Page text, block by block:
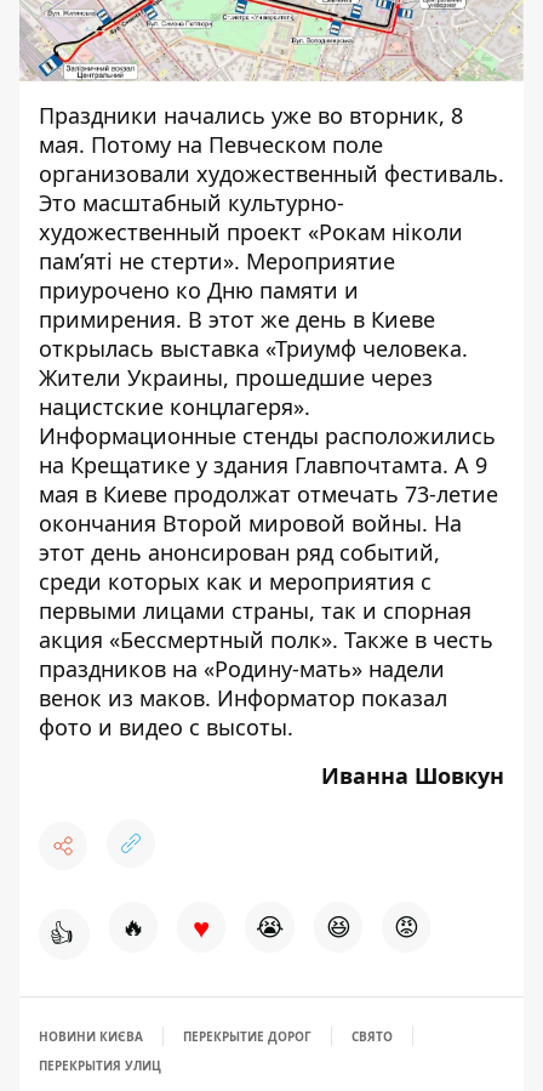
Праздники начались уже во вторник, 8
мая. Потому на Певческом поле
организовали художественный фестиваль.
Это масштабный культурно-
художественный проект «Рокам ніколи
пам’яті не стерти». Мероприятие
приурочено ко Дню памяти и
примирения. В этот же день в Киеве
открылась выставка «Триумф человека.
Жители Украины, прошедшие через
нацистские концлагеря».
Информационные стенды расположились
на Крещатике у здания Главпочтамта. А 9
мая в Киеве продолжат отмечать 73-летие
окончания Второй мировой войны. На
этот день анонсирован ряд событий,
среди которых как и мероприятия с
первыми лицами страны, так и спорная
акция «Бессмертный полк». Также в честь
праздников на «Родину-мать» надели
венок из маков. Информатор показал
фото и видео с высоты.
Иванна Шовкун
👍 🔥 ♥ 😭 😆 😡
НОВИНИ КИЄВА ПЕРЕКРЫТИЕ ДОРОГ
СВЯТО
ПЕРЕКРЫТИЯ УЛИЦ